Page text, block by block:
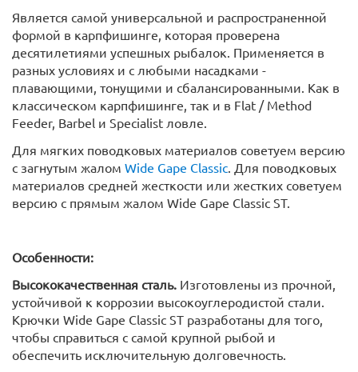
Является самой универсальной и распространенной
формой в карпфишинге, которая проверена
десятилетиями успешных рыбалок. Применяется в
разных условиях и с любыми насадками -
плавающими, тонущими и сбалансированными. Как в
классическом карпфишинге, так и в Flat / Method
Feeder, Barbel и Specialist ловле.
Для мягких поводковых материалов советуем версию
с загнутым жалом Wide Gape Classic . Для поводковых
материалов средней жесткости или жестких советуем
версию с прямым жалом Wide Gape Classic ST.
Особенности:
Высококачественная сталь. Изготовлены из прочной,
устойчивой к коррозии высокоуглеродистой стали.
Крючки Wide Gape Classic ST разработаны для того,
чтобы справиться с самой крупной рыбой и
обеспечить исключительную долговечность.